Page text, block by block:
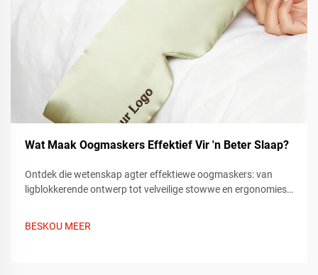
Wat Maak Oogmaskers Effektief Vir 'n Beter Slaap?
Ontdek die wetenskap agter effektiewe oogmaskers: van
ligblokkerende ontwerp tot velveilige stowwe en ergonomiese
BESKOU MEER